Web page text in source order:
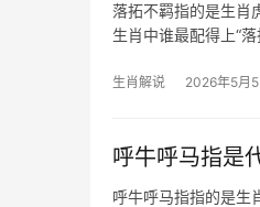
落拓不羁指的是生肖
生肖中谁最配得上“
生肖解说 2026年5月5
呼牛呼马指是
呼牛呼马指指的是生